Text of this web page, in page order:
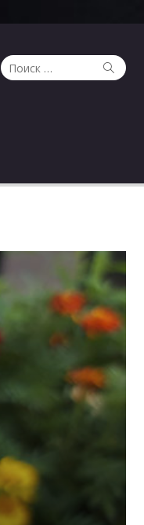
Поиск
по:
Поиск